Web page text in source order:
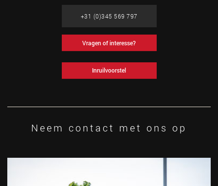
+31 (0)345 569 797
Vragen of interesse?
Inruilvoorstel
Neem contact met ons op